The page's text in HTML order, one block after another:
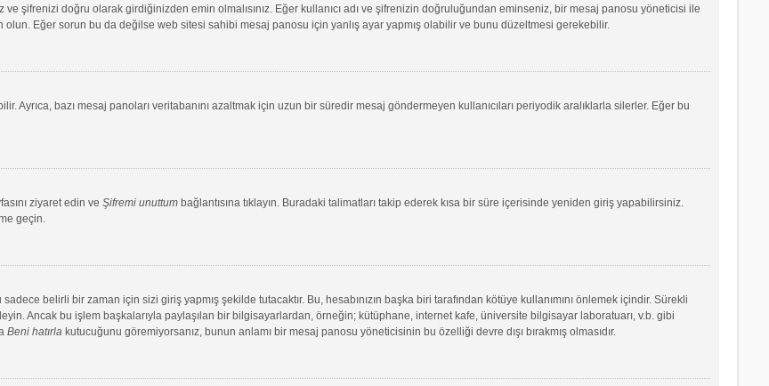
ve şifrenizi doğru olarak girdiğinizden emin olmalısınız. Eğer kullanıcı adı ve şifrenizin doğruluğundan eminseniz, bir mesaj panosu yöneticisi ile
Eğer sorun bu da değilse web sitesi sahibi mesaj panosu için yanlış ayar yapmış olabilir ve bunu düzeltmesi gerekebilir.
Ayrıca, bazı mesaj panoları veritabanını azaltmak için uzun bir süredir mesaj göndermeyen kullanıcıları periyodik aralıklarla silerler. Eğer bu
ziyaret edin ve Şifremi unuttumbağlantısına tıklayın. Buradaki talimatları takip ederek kısa bir süre içerisinde yeniden giriş yapabilirsiniz.
geçin.
belirli bir zaman için sizi giriş yapmış şekilde tutacaktır. Bu, hesabınızın başka biri tarafından kötüye kullanımını önlemek içindir. Sürekli
Ancak bu işlem başkalarıyla paylaşılan bir bilgisayarlardan, örneğin; kütüphane, internet kafe, üniversite bilgisayar laboratuarı, v.b. gibi
Beni hatırlakutucuğunu göremiyorsanız, bunun anlamı bir mesaj panosu yöneticisinin bu özelliği devre dışı bırakmış olmasıdır.